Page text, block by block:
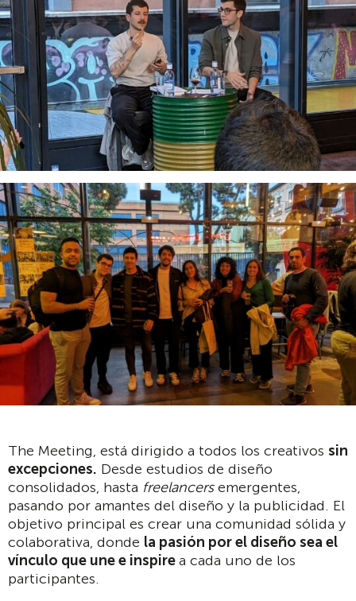
The Meeting, está dirigido a todos los creativos sin
excepciones. Desde estudios de diseño
consolidados, hasta freelancersemergentes,
pasando por amantes del diseño y la publicidad. El
objetivo principal es crear una comunidad sólida y
colaborativa, donde la pasión por el diseño sea el
vínculo que une e inspirea cada uno de los
participantes.